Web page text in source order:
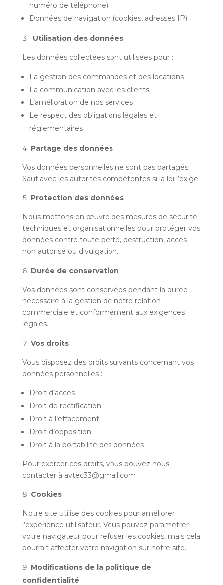
numéro de téléphone)
Données de navigation (cookies, adresses IP)
Utilisation des données
Les données collectées sont utilisées pour :
La gestion des commandes et des locations
La communication avec les clients
L’amélioration de nos services
Le respect des obligations légales et
réglementaires
Partage des données
Vos données personnelles ne sont pas partagés.
Sauf avec les autorités compétentes si la loi l’exige
Protection des données
Nous mettons en œuvre des mesures de sécurité
techniques et organisationnelles pour protéger vos
données contre toute perte, destruction, accès
non autorisé ou divulgation.
Durée de conservation
Vos données sont conservées pendant la durée
nécessaire à la gestion de notre relation
commerciale et conformément aux exigences
légales.
Vos droits
Vous disposez des droits suivants concernant vos
données personnelles :
Droit d’accès
Droit de rectification
Droit à l’effacement
Droit d’opposition
Droit à la portabilité des données
Pour exercer ces droits, vous pouvez nous
contacter à avtec33@gmail.com
Cookies
Notre site utilise des cookies pour améliorer
l’expérience utilisateur. Vous pouvez paramétrer
votre navigateur pour refuser les cookies, mais cela
pourrait affecter votre navigation sur notre site.
Modifications de la politique de
confidentialité